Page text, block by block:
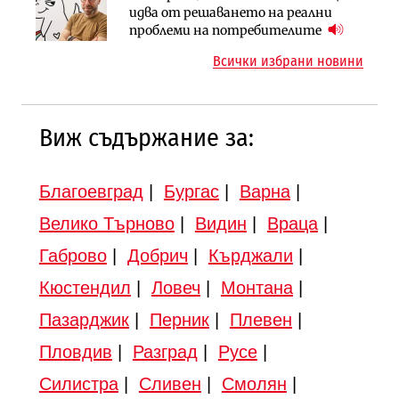
идва от решаването на реални
проблеми на потребителите
АПИ възложи промяната на
парцеларния план за
Вторият мост над Варненското
езеро става част от бъдещата
Всички избрани новини
Виж съдържание за:
Благоевград Бургас| Варна|
Велико Търново| Видин Враца|
Габрово| Добрич Кърджали
Кюстендил
Ловеч Монтана|
Пазарджик| Перник| Плевен
Пловдив
Разград Русе|
Силистра| Сливен Смолян